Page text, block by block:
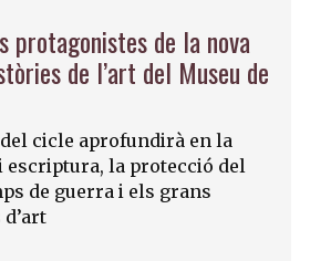
protagonistes de la nova
de l’art del Museu de
cicle aprofundirà en la
la protecció del
de guerra i els grans